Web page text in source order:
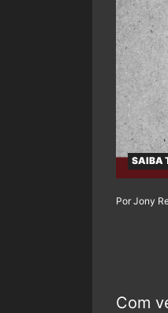
SAIBA
Por Jony
Com